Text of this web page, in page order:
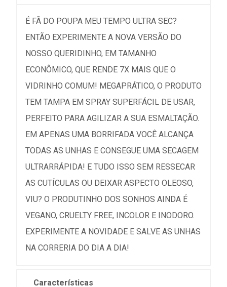
É FÃ DO POUPA MEU TEMPO ULTRA SEC?
ENTÃO EXPERIMENTE A NOVA VERSÃO DO
NOSSO QUERIDINHO, EM TAMANHO
ECONÔMICO, QUE RENDE 7X MAIS QUE O
VIDRINHO COMUM! MEGAPRÁTICO, O PRODUTO
TEM TAMPA EM SPRAY SUPERFÁCIL DE USAR,
PERFEITO PARA AGILIZAR A SUA ESMALTAÇÃO.
EM APENAS UMA BORRIFADA VOCÊ ALCANÇA
TODAS AS UNHAS E CONSEGUE UMA SECAGEM
ULTRARRÁPIDA! E TUDO ISSO SEM RESSECAR
AS CUTÍCULAS OU DEIXAR ASPECTO OLEOSO,
VIU? O PRODUTINHO DOS SONHOS AINDA É
VEGANO, CRUELTY FREE, INCOLOR E INODORO.
EXPERIMENTE A NOVIDADE E SALVE AS UNHAS
NA CORRERIA DO DIA A DIA!
Características